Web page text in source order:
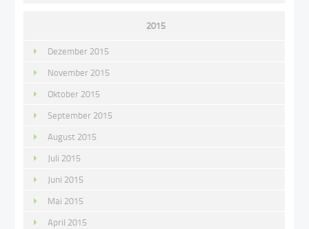
2015
Dezember 2015
November 2015
Oktober 2015
September 2015
August 2015
Juli 2015
Juni 2015
Mai 2015
April 2015